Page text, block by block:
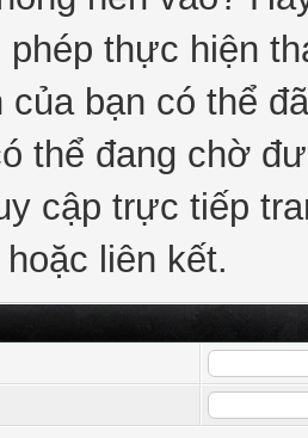
thực hiện
của bạn có thể
thể đang chờ
cập trực tiếp
liên kết.